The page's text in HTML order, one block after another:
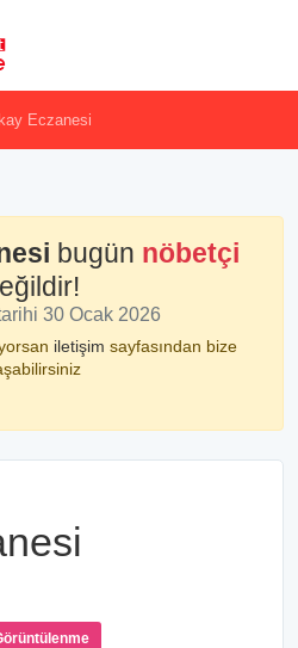
Eczanesi
bugün nöbetçi
30 Ocak 2026
iletişim sayfasından bize